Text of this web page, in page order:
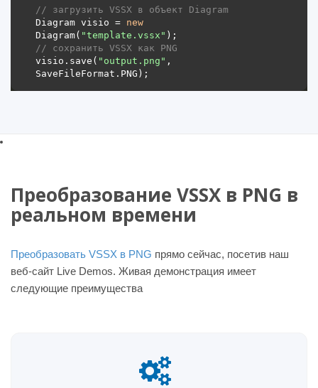
// загрузить VSSX в объект Diagram
Diagram visio = new
Diagram( "template.vssx"
// сохранить VSSX как PNG
visio.save( "output.png" ,
Преобразование VSSX в PNG в
реальном времени
Преобразовать VSSX в PNG прямо сейчас, посетив наш
веб-сайт Live Demos. Живая демонстрация имеет
следующие преимущества